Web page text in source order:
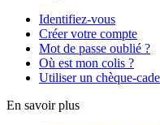
Identifiez-vous
Créer votre compte
Mot de passe oublié ?
Où est mon colis ?
Utiliser un chèque-
En savoir plus